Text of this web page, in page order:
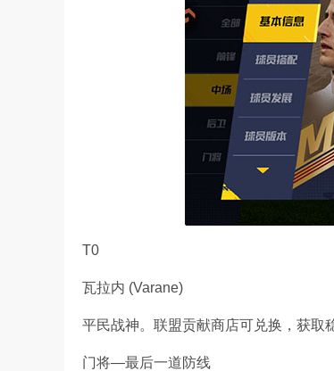
T0
瓦拉内 (Varane)
平民战神。联盟贡献商店可兑换，获取
门将—最后一道防线